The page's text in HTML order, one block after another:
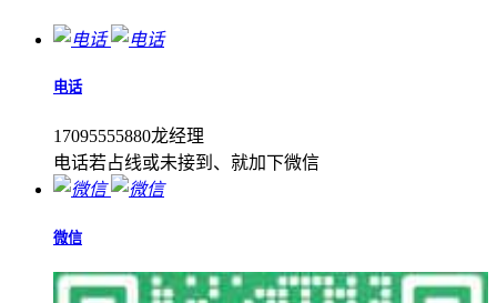
电话
17095555880龙经理
电话若占线或未接到、就加下微信
微信